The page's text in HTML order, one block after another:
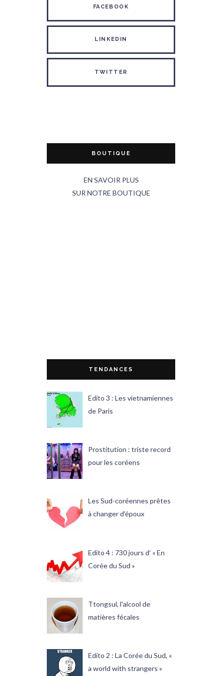
FACEBOOK
LINKEDIN
TWITTER
BOUTIQUE
EN SAVOIR PLUS
SUR NOTRE BOUTIQUE
TENDANCES
Edito 3 : Les vietnamiennes
de Paris
Prostitution : triste record
pour les coréens
Les Sud-coréennes prêtes
à changer d'époux
Edito 4 : 730 jours d’ « En
Corée du Sud »
Ttongsul, l'alcool de
matières fécales
Edito 2 : La Corée du Sud, «
a world with strangers »